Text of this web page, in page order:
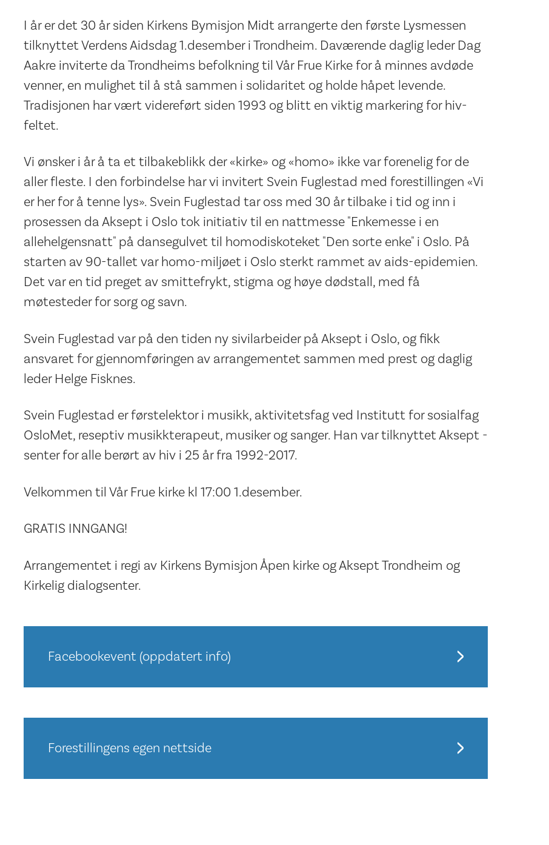
I år er det 30 år siden Kirkens Bymisjon Midt arrangerte den første Lysmessen
tilknyttet Verdens Aidsdag 1.desember i Trondheim. Daværende daglig leder Dag
Aakre inviterte da Trondheims befolkning til Vår Frue Kirke for å minnes avdøde
venner, en mulighet til å stå sammen i solidaritet og holde håpet levende.
Tradisjonen har vært videreført siden 1993 og blitt en viktig markering for hiv-
feltet.
Vi ønsker i år å ta et tilbakeblikk der «kirke» og «homo» ikke var forenelig for de
aller fleste. I den forbindelse har vi invitert Svein Fuglestad med forestillingen «Vi
er her for å tenne lys». Svein Fuglestad tar oss med 30 år tilbake i tid og inn i
prosessen da Aksept i Oslo tok initiativ til en nattmesse "Enkemesse i en
allehelgensnatt" på dansegulvet til homodiskoteket "Den sorte enke" i Oslo. På
starten av 90-tallet var homo-miljøet i Oslo sterkt rammet av aids-epidemien.
Det var en tid preget av smittefrykt, stigma og høye dødstall, med få
møtesteder for sorg og savn.
Svein Fuglestad var på den tiden ny sivilarbeider på Aksept i Oslo, og fikk
ansvaret for gjennomføringen av arrangementet sammen med prest og daglig
leder Helge Fisknes.
Svein Fuglestad er førstelektor i musikk, aktivitetsfag ved Institutt for sosialfag
OsloMet, reseptiv musikkterapeut, musiker og sanger. Han var tilknyttet Aksept -
senter for alle berørt av hiv i 25 år fra 1992-2017.
Velkommen til Vår Frue kirke kl 17:00 1.desember.
GRATIS INNGANG!
Arrangementet i regi av Kirkens Bymisjon Åpen kirke og Aksept Trondheim og
Kirkelig dialogsenter.
Facebookevent (oppdatert info)
Forestillingens egen nettside